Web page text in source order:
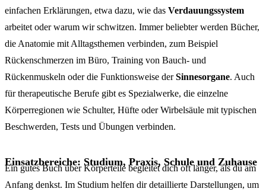
einfachen Erklärungen, etwa dazu, wie das Verdauungssystem
arbeitet oder warum wir schwitzen. Immer beliebter werden Bücher,
die Anatomie mit Alltagsthemen verbinden, zum Beispiel
Rückenschmerzen im Büro, Training von Bauch- und
Rückenmuskeln oder die Funktionsweise derSinnesorgane. Auch
für therapeutische Berufe gibt es Spezialwerke, die einzelne
Körperregionen wie Schulter, Hüfte oder Wirbelsäule mit typischen
Beschwerden, Tests und Übungen verbinden.
Einsatzbereiche: Studium, Praxis, Schule und Zuhause
Ein gutes Buch über Körperteile begleitet dich oft länger, als du am
Anfang denkst. Im Studium helfen dir detaillierte Darstellungen, um